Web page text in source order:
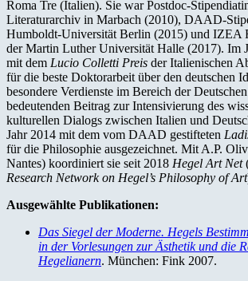
Roma Tre (Italien). Sie war Postdoc-
Literaturarchiv in Marbach (2010), DAAD-
Humboldt-Universität Berlin (2015) und IZEA
der Martin Luther Universität Halle (2017). Im
mit dem Lucio Colletti Preis der Italienischen
für die beste Doktorarbeit über den deutschen
besondere Verdienste im Bereich der
bedeutenden Beitrag zur Intensivierung des
kulturellen Dialogs zwischen Italien und
Jahr 2014 mit dem vom DAAD gestifteten
für die Philosophie ausgezeichnet. Mit A.P.
Nantes) koordiniert sie seit 2018 Hegel Art Net
Research Network on Hegel’s Philosophy of Art
Ausgewählte Publikationen:
Das Siegel der Moderne. Hegels
in der Vorlesungen zur Ästhetik und die
Hegelianern. München: Fink 2007.